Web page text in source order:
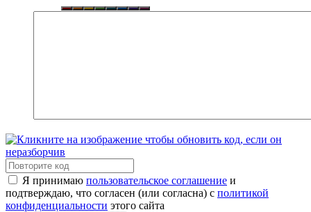
Я принимаю пользовательское соглашение и
подтверждаю, что согласен (или согласна) с политикой
конфиденциальности этого сайта